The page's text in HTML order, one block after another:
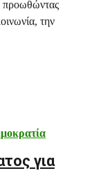
προωθώντας
την
για